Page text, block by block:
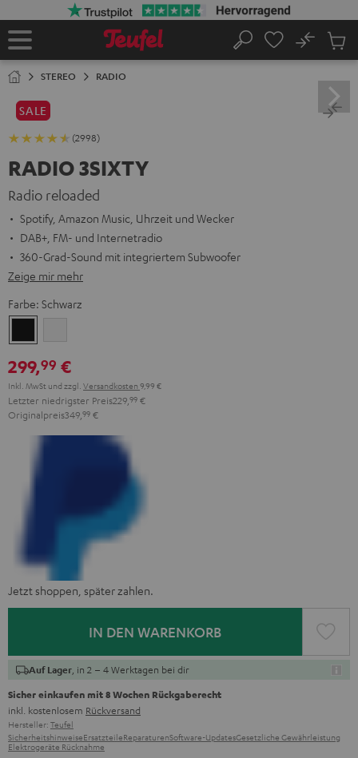
Startseite
Suche
No
STEREO RADIO
SALE
(2998)
RADIO 3SIXTY
Radio reloaded
Spotify, Amazon Music, Uhrzeit und Wecker
DAB+, FM- und Internetradio
360-Grad-Sound mit integriertem Subwoofer
Zeige mir mehr
Farbe: Schwarz
299,99 €
Inkl. MwSt und zzgl. Versandkosten 9,99 €
Letzter niedrigster Preis229, 99 €
Originalpreis349, 99 €
Jetzt shoppen, später zahlen.
IN DEN WARENKORB
Auf Lager , in 2 – 4 Werktagen bei dir
Sicher einkaufen mit 8 Wochen Rückgaberecht
inkl. kostenlosem Rückversand
Hersteller: Teufel
SicherheitshinweiseErsatzteileReparaturenSoftware-UpdatesGesetzliche Gewährleistung
Elektrogeräte Rücknahme